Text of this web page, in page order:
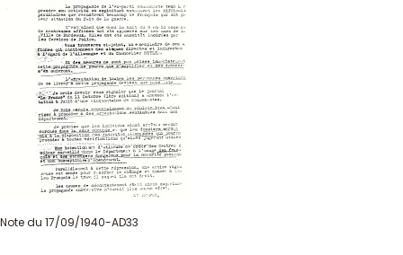
Note du 17/09/1940-AD33